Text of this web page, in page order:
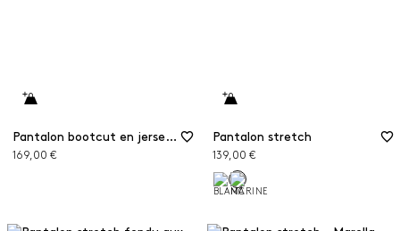
Pantalon bootcut en jersey stretch
169,00 €
Pantalon stretch
139,00 €